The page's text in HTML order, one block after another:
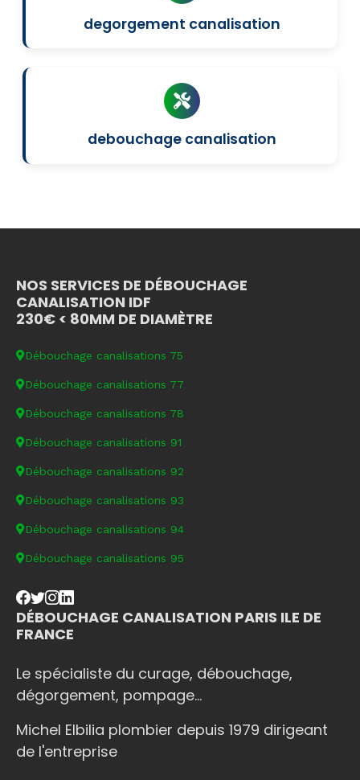
degorgement canalisation
debouchage canalisation
NOS SERVICES DE DÉBOUCHAGE
CANALISATION IDF
230€ < 80MM DE DIAMÈTRE
Débouchage canalisations 75
Débouchage canalisations 77
Débouchage canalisations 78
Débouchage canalisations 91
Débouchage canalisations 92
Débouchage canalisations 93
Débouchage canalisations 94
Débouchage canalisations 95
DÉBOUCHAGE CANALISATION PARIS ILE DE
FRANCE
Le spécialiste du curage, débouchage,
dégorgement, pompage...
Michel Elbilia plombier depuis 1979 dirigeant
de l'entreprise